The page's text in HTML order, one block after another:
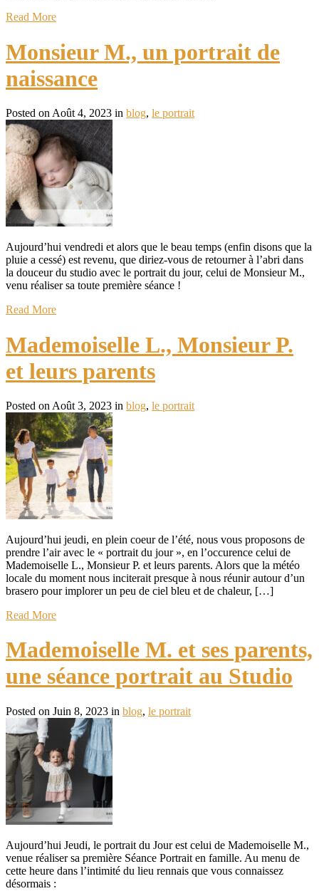
Read More
Monsieur M., un portrait de
naissance
Posted on Août 4, 2023 in blog, le portrait
Aujourd’hui vendredi et alors que le beau temps (enfin disons que la
pluie a cessé) est revenu, que diriez-vous de retourner à l’abri dans
la douceur du studio avec le portrait du jour, celui de Monsieur M.,
venu réaliser sa toute première séance !
Read More
Mademoiselle L., Monsieur P.
et leurs parents
Posted on Août 3, 2023 in blog, le portrait
Aujourd’hui jeudi, en plein coeur de l’été, nous vous proposons de
prendre l’air avec le « portrait du jour », en l’occurence celui de
Mademoiselle L., Monsieur P. et leurs parents. Alors que la météo
locale du moment nous inciterait presque à nous réunir autour d’un
brasero pour implorer un peu de ciel bleu et de chaleur, […]
Read More
Mademoiselle M. et ses parents,
une séance portrait au Studio
Posted on Juin 8, 2023 in blog, le portrait
Aujourd’hui Jeudi, le portrait du Jour est celui de Mademoiselle M.,
venue réaliser sa première Séance Portrait en famille. Au menu de
cette heure dans l’intimité du lieu rennais que vous connaissez
désormais :